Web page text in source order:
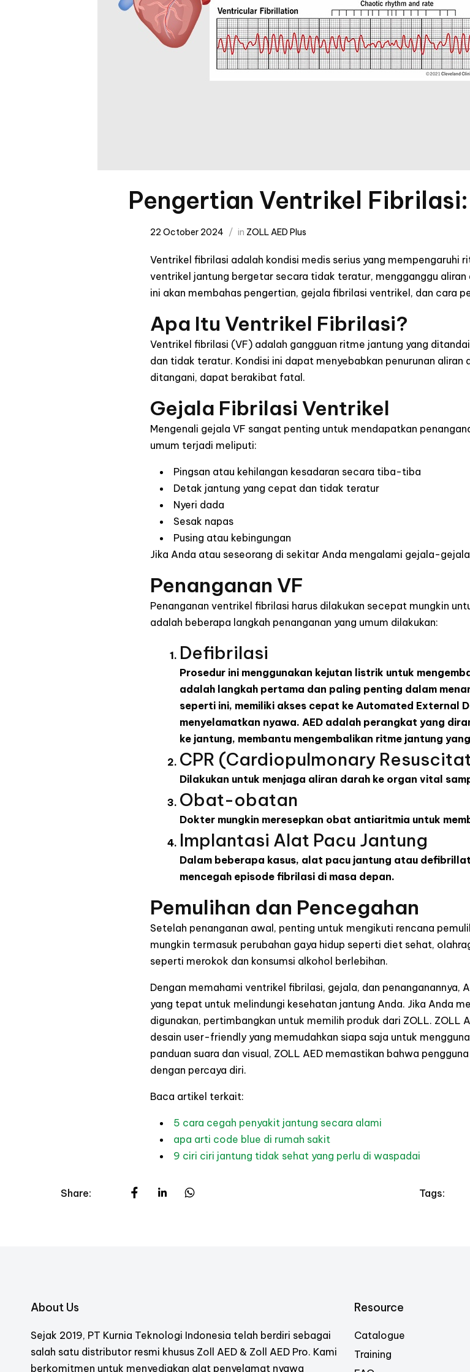
Pengertian Ventrikel
22 October 2024 in ZOLL AED Plus
Ventrikel fibrilasi adalah kondisi medis serius yang mempengaruhi
ventrikel jantung bergetar secara tidak teratur, mengganggu aliran
ini akan membahas pengertian, gejala fibrilasi ventrikel, dan cara
Apa Itu Ventrikel Fibrilasi?
Ventrikel fibrilasi (VF) adalah gangguan ritme jantung yang
dan tidak teratur. Kondisi ini dapat menyebabkan penurunan aliran
ditangani, dapat berakibat fatal.
Gejala Fibrilasi Ventrikel
Mengenali gejala VF sangat penting untuk mendapatkan
umum terjadi meliputi:
Pingsan atau kehilangan kesadaran secara tiba-tiba
Detak jantung yang cepat dan tidak teratur
Nyeri dada
Sesak napas
Pusing atau kebingungan
Jika Anda atau seseorang di sekitar Anda mengalami gejala-
Penanganan VF
Penanganan ventrikel fibrilasi harus dilakukan secepat mungkin
adalah beberapa langkah penanganan yang umum dilakukan:
Defibrilasi
Prosedur ini menggunakan kejutan listrik untuk
adalah langkah pertama dan paling penting dalam
seperti ini, memiliki akses cepat ke Automated External
menyelamatkan nyawa. AED adalah perangkat yang
ke jantung, membantu mengembalikan ritme jantung
CPR (Cardiopulmonary
Dilakukan untuk menjaga aliran darah ke organ vital
Obat-obatan
Dokter mungkin meresepkan obat antiaritmia untuk
Implantasi Alat Pacu Jantung
Dalam beberapa kasus, alat pacu jantung atau
mencegah episode fibrilasi di masa depan.
Pemulihan dan Pencegahan
Setelah penanganan awal, penting untuk mengikuti rencana
mungkin termasuk perubahan gaya hidup seperti diet sehat,
seperti merokok dan konsumsi alkohol berlebihan.
Dengan memahami ventrikel fibrilasi, gejala, dan penanganannya,
yang tepat untuk melindungi kesehatan jantung Anda. Jika Anda
digunakan, pertimbangkan untuk memilih produk dari ZOLL. ZOLL
desain user-friendly yang memudahkan siapa saja untuk
panduan suara dan visual, ZOLL AED memastikan bahwa
dengan percaya diri.
Baca artikel terkait:
5 cara cegah penyakit jantung secara alami
apa arti code blue di rumah sakit
9 ciri ciri jantung tidak sehat yang perlu di waspadai
Share: Tags:
About Us
Sejak 2019, PT Kurnia Teknologi Indonesia telah berdiri sebagai
salah satu distributor resmi khusus Zoll AED & Zoll AED Pro. Kami
berkomitmen untuk menyediakan alat penyelamat nyawa
Resource
Catalogue
Training